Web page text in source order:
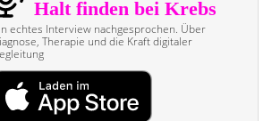
echtes Interview nach­gesprochen. Über
Therapie und die Kraft digitaler